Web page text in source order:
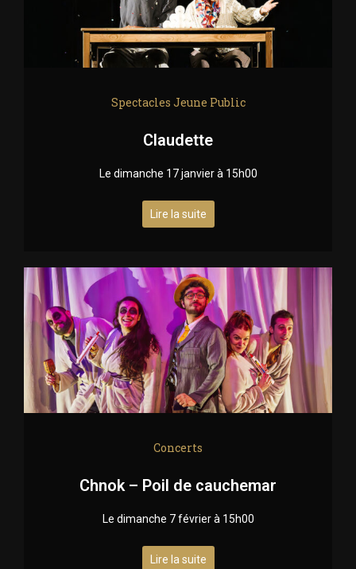
Spectacles Jeune Public
Claudette
Le dimanche 17 janvier à 15h00
Lire la suite
Concerts
Chnok – Poil de cauchemar
Le dimanche 7 février à 15h00
Lire la suite